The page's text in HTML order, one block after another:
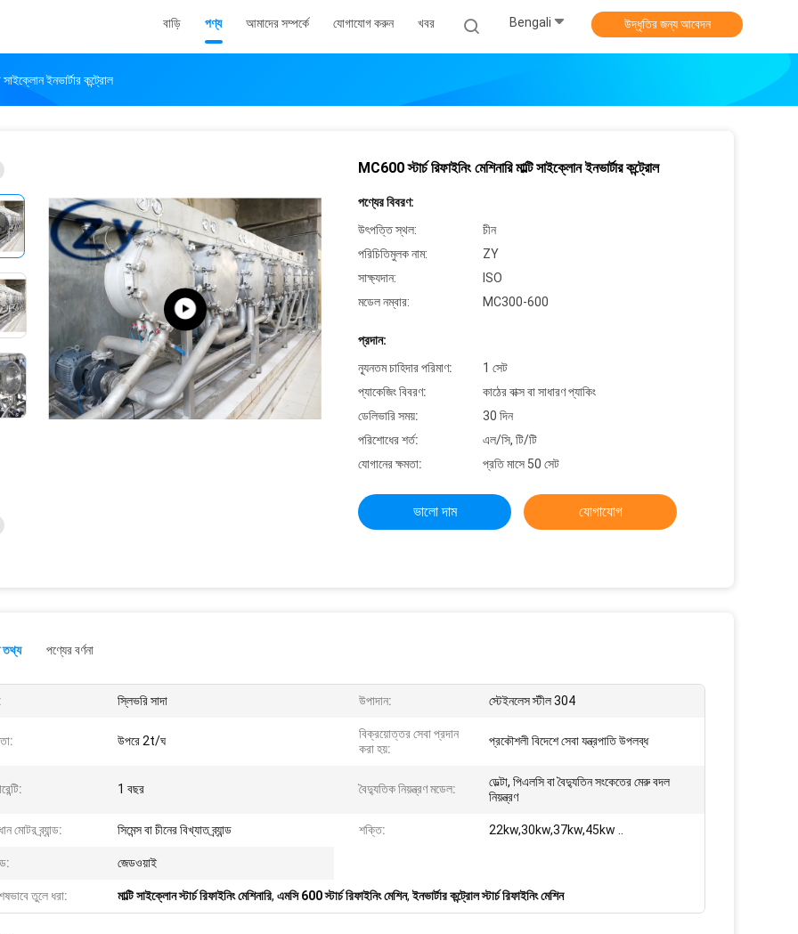
বাড়ি পণ্য আমাদের সম্পর্কে যোগাযোগ করুন খবর Bengali উদ্ধৃতির জন্য আবেদন
সাইক্লোন ইনভার্টার কন্ট্রোল
MC600 স্টার্চ রিফাইনিং মেশিনারি মাল্টি সাইক্লোন ইনভার্টার কন্ট্রোল
পণ্যের বিবরণ:
উৎপত্তি স্থল:
চীন
পরিচিতিমুলক নাম:
ZY
সাক্ষ্যদান:
ISO
মডেল নম্বার:
MC300-600
প্রদান:
ন্যূনতম চাহিদার পরিমাণ:
1 সেট
প্যাকেজিং বিবরণ:
কাঠের বাক্স বা সাধারণ প্যাকিং
ডেলিভারি সময়:
30 দিন
পরিশোধের শর্ত:
এল/সি, টি/টি
যোগানের ক্ষমতা:
প্রতি মাসে 50 সেট
ভালো দাম যোগাযোগ
তথ্য পণ্যের বর্ণনা
স্লিভরি সাদা উপাদান: স্টেইনলেস স্টীল 304
উপরে 2t/ঘ
বিক্রয়োত্তর সেবা প্রদান
করা হয়:
প্রকৌশলী বিদেশে সেবা যন্ত্রপাতি উপলব্ধ
1 বছর বৈদ্যুতিক নিয়ন্ত্রণ মডেল:
ডেল্টা, পিএলসি বা বৈদ্যুতিন সংকেতের মেরু বদল
নিয়ন্ত্রণ
মোটর ব্র্যান্ড: সিমেন্স বা চীনের বিখ্যাত ব্র্যান্ড শক্তি: 22kw,30kw,37kw,45kw ..
জেডওয়াই
তুলে ধরা: মাল্টি সাইক্লোন স্টার্চ রিফাইনিং মেশিনারি, এমসি 600 স্টার্চ রিফাইনিং মেশিন,ইনভার্টার কন্ট্রোল স্টার্চ রিফাইনিং মেশিন